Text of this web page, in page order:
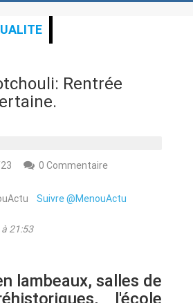
Rentrée
0 Commentaire
Suivre @MenouActu
21:53
lambeaux, salles de
l'école